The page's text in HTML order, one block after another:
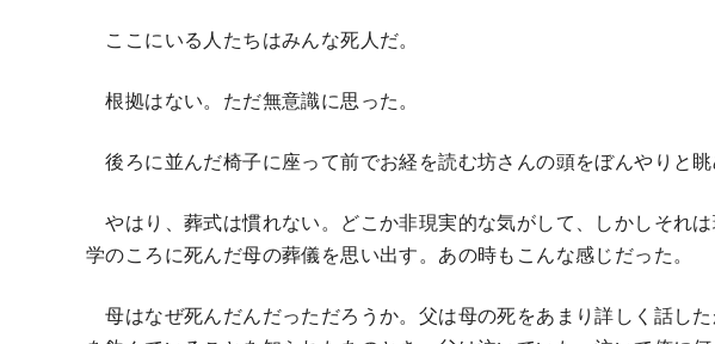
ここにいる人たちはみんな死人だ。
根拠はない。ただ無意識に思った。
後ろに並んだ椅子に座って前でお経を読む坊さんの頭をぼんやりと眺
やはり、葬式は慣れない。どこか非現実的な気がして、しかしそれ
学のころに死んだ母の葬儀を思い出す。あの時もこんな感じだった。
母はなぜ死んだんだっただろうか。父は母の死をあまり詳しく話し